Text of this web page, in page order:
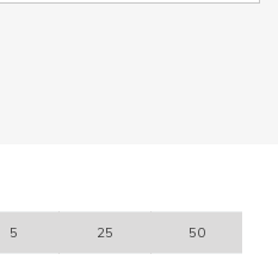
5 25 50